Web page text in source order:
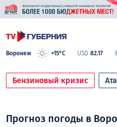
Воронеж +15°C USD 82.17
Бензиновый кризис
Прогноз погоды в